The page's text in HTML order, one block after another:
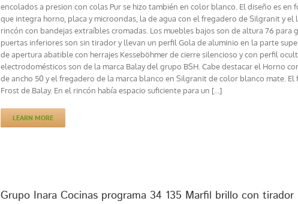
encolados a presion con colas Pur se hizo también en color blanco. El diseño es en
que integra horno, placa y microondas, la de agua con el fregadero de Silgranit y el
rincón con bandejas extraíbles cromadas. Los muebles bajos son de altura 76 para
puertas inferiores son sin tirador y llevan un perfil Gola de aluminio en la parte
de apertura abatible con herrajes Kesseböhmer de cierre silencioso y con perfil
electrodomésticos son de la marca Balay del grupo BSH. Cabe destacar el Horno
de ancho 50 y el fregadero de la marca blanco en Silgranit de color blanco mate.
Frost de Balay. En el rincón había espacio suficiente para un [...]
LEARN MORE
Grupo Inara Cocinas programa 34 135 Marfil brillo con